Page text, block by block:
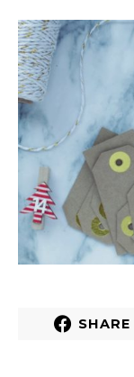
SHARE